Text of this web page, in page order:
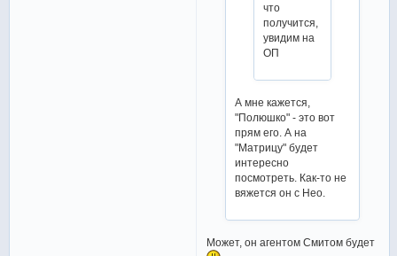
что
получится,
увидим на
ОП
А мне кажется,
"Полюшко" - это вот
прям его. А на
"Матрицу" будет
интересно
посмотреть. Как-то не
вяжется он с Нео.
Может, он агентом Смитом будет